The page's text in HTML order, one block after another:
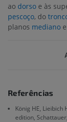
ao dorso e às
pescoço, do
planos mediano e
Referências
König HE,
edition,